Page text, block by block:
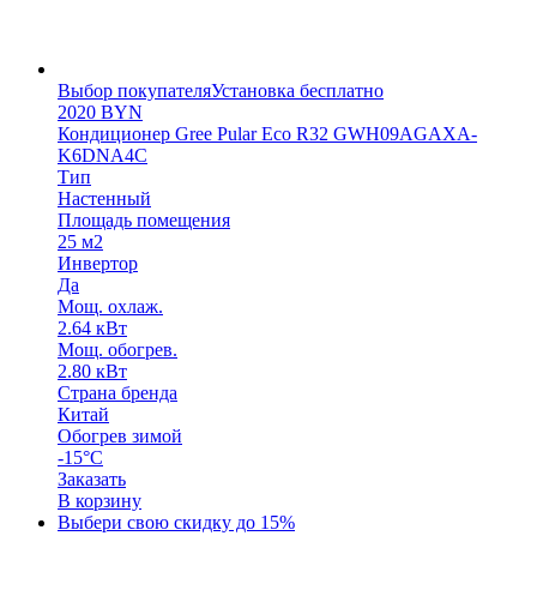
Выбор покупателяУстановка бесплатно
2020 BYN
Кондиционер Gree Pular Eco R32 GWH09AGAXA-
K6DNA4C
Тип
Настенный
Площадь помещения
25 м2
Инвертор
Да
Мощ. охлаж.
2.64 кВт
Мощ. обогрев.
2.80 кВт
Страна бренда
Китай
Обогрев зимой
-15°С
Заказать
В корзину
Выбери свою скидку до 15%